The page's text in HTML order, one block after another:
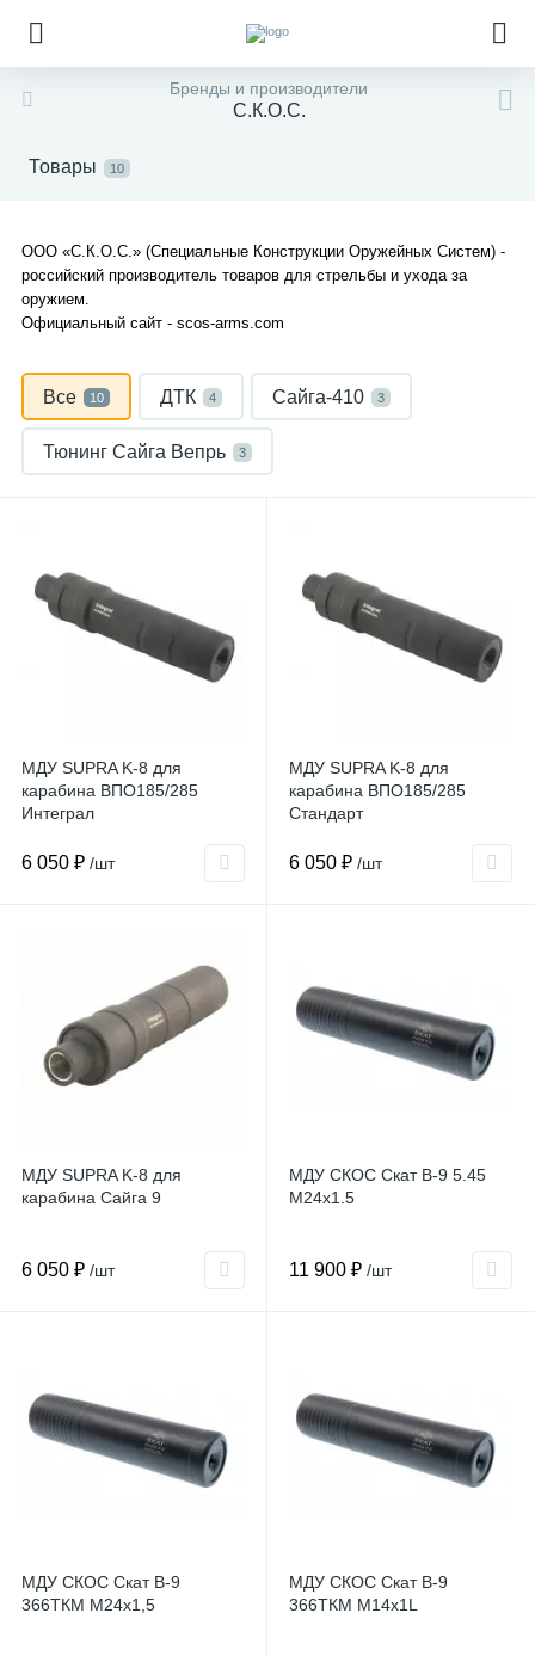
Бренды и производители
С.К.О.С.
Товары 10
ООО «С.К.О.С.» (Специальные Конструкции Оружейных Систем) -
российский производитель товаров для стрельбы и ухода за
оружием.
Официальный сайт - scos-arms.com
Все 10 ДТК 4 Сайга-410 3
Тюнинг Сайга Вепрь 3
МДУ SUPRA K-8 для
карабина ВПО185/285
Интеграл
6 050 ₽ /шт
МДУ SUPRA K-8 для
карабина ВПО185/285
Стандарт
6 050 ₽ /шт
МДУ SUPRA K-8 для
карабина Сайга 9
6 050 ₽ /шт
МДУ СКОС Скат В-9 5.45
М24x1.5
11 900 ₽ /шт
МДУ СКОС Скат В-9
366ТКМ M24x1,5
МДУ СКОС Скат В-9
366ТКМ М14x1L